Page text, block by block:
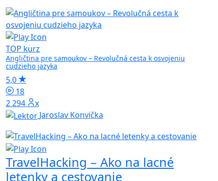
TOP kurz
Angličtina pre samoukov – Revolučná cesta k osvojeniu
cudzieho jazyka
5,0
18
2 294x
Jaroslav Konvička
TravelHacking – Ako na lacné
letenky a cestovanie